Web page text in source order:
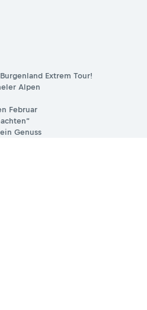
Extrem Tour!
Alpen
Februar
Genuss